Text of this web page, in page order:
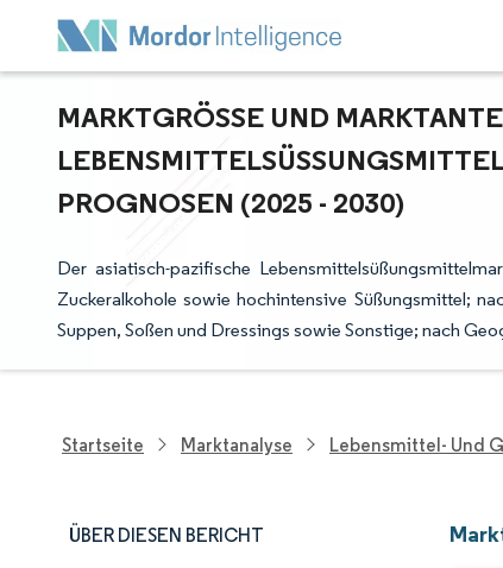
MARKTGRÖSSE UND
OGNOSEN (2025 - 2030)
Der asiatisch-pazifische
Zuckeralkohole sowie hochintensive Süßungsmittel;
Suppen, Soßen und Dressings sowie Sonstige; nach
Startseite Marktanalyse Lebensmittel- Und
ÜBER DIESEN BERICHT